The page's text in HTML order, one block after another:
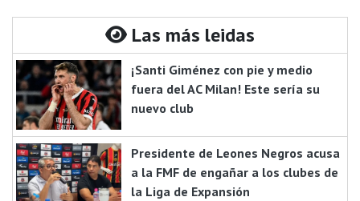
Las más leidas
¡Santi Giménez con pie y medio
fuera del AC Milan! Este sería su
nuevo club
Presidente de Leones Negros acusa
a la FMF de engañar a los clubes de
la Liga de Expansión